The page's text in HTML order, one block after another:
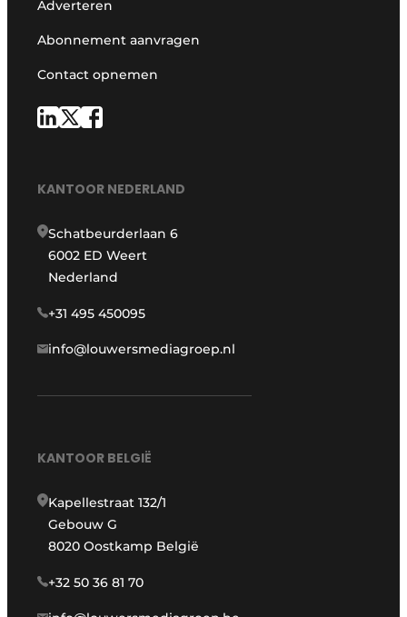
Adverteren
Abonnement aanvragen
Contact opnemen
KANTOOR NEDERLAND
Schatbeurderlaan 6
6002 ED Weert
Nederland
+31 495 450095
info@louwersmediagroep.nl
KANTOOR BELGIË
Kapellestraat 132/1
Gebouw G
8020 Oostkamp België
+32 50 36 81 70